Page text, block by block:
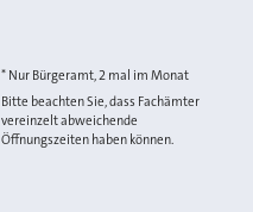
* Nur Bürgeramt, 2 mal im Monat
Bitte beachten Sie, dass Fachämter
vereinzelt abweichende
Öffnungszeiten haben können.